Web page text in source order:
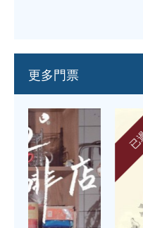
更多門票
已過期